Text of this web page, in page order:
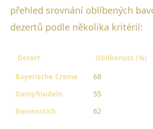
přehled srovnání oblíbených
dezertů podle několika kritérií:
Dezert Oblíbenost (%)
Bayerische Creme 68
Dampfnudeln
55
Bienenstich
62